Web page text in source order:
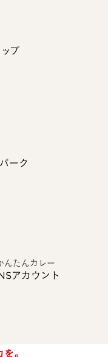
プ
ーク
アカウント
んたんカレー